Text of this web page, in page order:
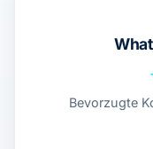
Bevorzugte